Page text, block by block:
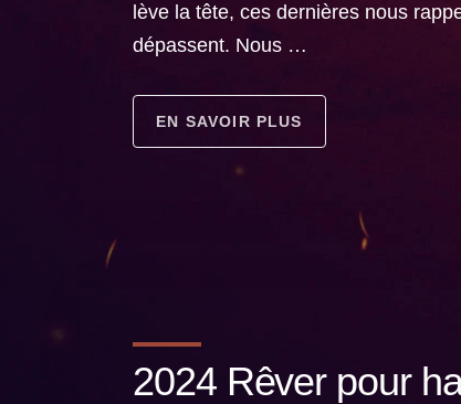
lève la tête, ces dernières nous
dépassent. Nous …
EN SAVOIR PLUS
2024 Rêver pour